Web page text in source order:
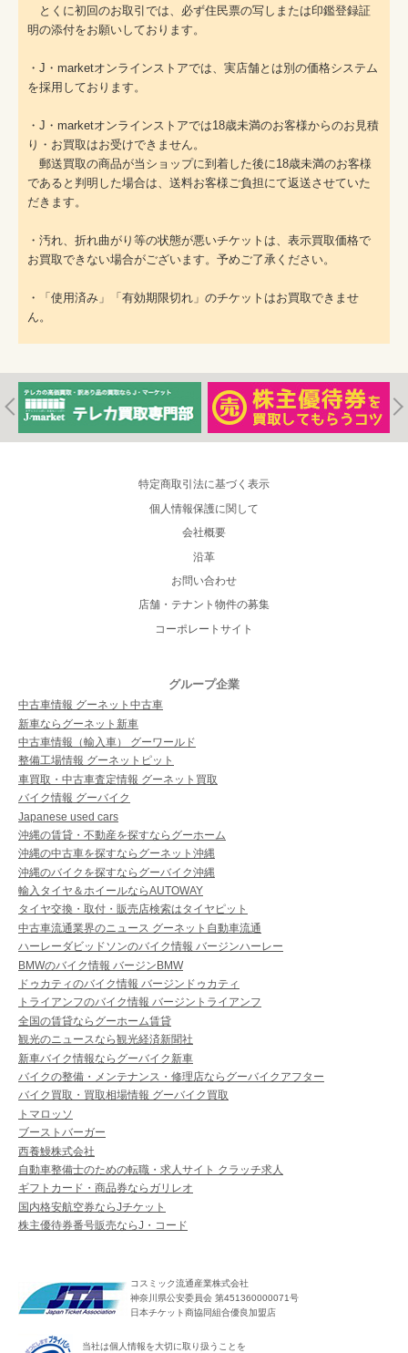
とくに初回のお取引では、必ず住民票の写しまたは印鑑登録証
明の添付をお願いしております。
・J・marketオンラインストアでは、実店舗とは別の価格システム
を採用しております。
・J・marketオンラインストアでは18歳未満のお客様からのお見積
り・お買取はお受けできません。
郵送買取の商品が当ショップに到着した後に18歳未満のお客様
であると判明した場合は、送料お客様ご負担にて返送させていた
だきます。
・汚れ、折れ曲がり等の状態が悪いチケットは、表示買取価格で
お買取できない場合がございます。予めご了承ください。
・「使用済み」「有効期限切れ」のチケットはお買取できませ
ん。
特定商取引法に基づく表示
個人情報保護に関して
会社概要
沿革
お問い合わせ
店舗・テナント物件の募集
コーポレートサイト
グループ企業
中古車情報 グーネット中古車
新車ならグーネット新車
中古車情報（輸入車） グーワールド
整備工場情報 グーネットピット
車買取・中古車査定情報 グーネット買取
バイク情報 グーバイク
Japanese used cars
沖縄の賃貸・不動産を探すならグーホーム
沖縄の中古車を探すならグーネット沖縄
沖縄のバイクを探すならグーバイク沖縄
輸入タイヤ＆ホイールならAUTOWAY
タイヤ交換・取付・販売店検索はタイヤピット
中古車流通業界のニュース グーネット自動車流通
ハーレーダビッドソンのバイク情報 バージンハーレー
BMWのバイク情報 バージンBMW
ドゥカティのバイク情報 バージンドゥカティ
トライアンフのバイク情報 バージントライアンフ
全国の賃貸ならグーホーム賃貸
観光のニュースなら観光経済新聞社
新車バイク情報ならグーバイク新車
バイクの整備・メンテナンス・修理店ならグーバイクアフター
バイク買取・買取相場情報 グーバイク買取
トマロッソ
ブーストバーガー
西養鰻株式会社
自動車整備士のための転職・求人サイト クラッチ求人
ギフトカード・商品券ならガリレオ
国内格安航空券ならJチケット
株主優待券番号販売ならJ・コード
コスミック流通産業株式会社
神奈川県公安委員会 第451360000071号
日本チケット商協同組合優良加盟店
当社は個人情報を大切に取り扱うことを